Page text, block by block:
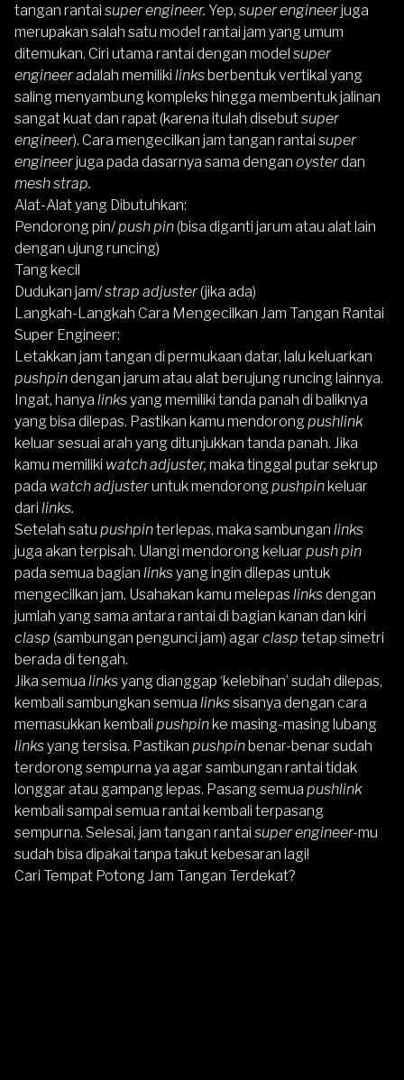
tangan rantai super engineer. Yep, super engineerjuga
merupakan salah satu model rantai jam yang umum
ditemukan. Ciri utama rantai dengan model super
engineeradalah memiliki linksberbentuk vertikal yang
saling menyambung kompleks hingga membentuk jalinan
sangat kuat dan rapat (karena itulah disebutsuper
engineer). Cara mengecilkan jam tangan rantai super
engineerjuga pada dasarnya sama dengan oysterdan
mesh strap.
Alat-Alat yang Dibutuhkan:
Pendorong pin/ push pin(bisa diganti jarum atau alat lain
dengan ujung runcing)
Tang kecil
Dudukan jam/strap adjuster(jika ada)
Langkah-Langkah Cara Mengecilkan Jam Tangan Rantai
Super Engineer:
Letakkan jam tangan di permukaan datar, lalu keluarkan
pushpindengan jarum atau alat berujung runcing lainnya.
Ingat, hanya linksyang memiliki tanda panah di baliknya
yang bisa dilepas. Pastikan kamu mendorong pushlink
keluar sesuai arah yang ditunjukkan tanda panah. Jika
kamu memiliki watch adjuster, maka tinggal putar sekrup
pada watch adjusteruntuk mendorong pushpinkeluar
dari links.
Setelah satu pushpinterlepas, maka sambungan links
juga akan terpisah. Ulangi mendorong keluar push pin
pada semua bagian linksyang ingin dilepas untuk
mengecilkan jam. Usahakan kamu melepas linksdengan
jumlah yang sama antara rantai di bagian kanan dan kiri
clasp (sambungan pengunci jam) agar clasp tetap simetri
berada di tengah.
Jika semua linksyang dianggap ‘kelebihan’ sudah dilepas,
kembali sambungkan semua linkssisanya dengan cara
memasukkan kembali pushpinke masing-masing lubang
linksyang tersisa. Pastikan pushpinbenar-benar sudah
terdorong sempurna ya agar sambungan rantai tidak
longgar atau gampang lepas. Pasang semua pushlink
kembali sampai semua rantai kembali terpasang
sempurna. Selesai, jam tangan rantai super engineer-mu
sudah bisa dipakai tanpa takut kebesaran lagi!
Cari Tempat Potong Jam Tangan Terdekat?